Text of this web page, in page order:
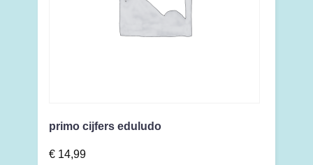
primo cijfers eduludo
€ 14,99